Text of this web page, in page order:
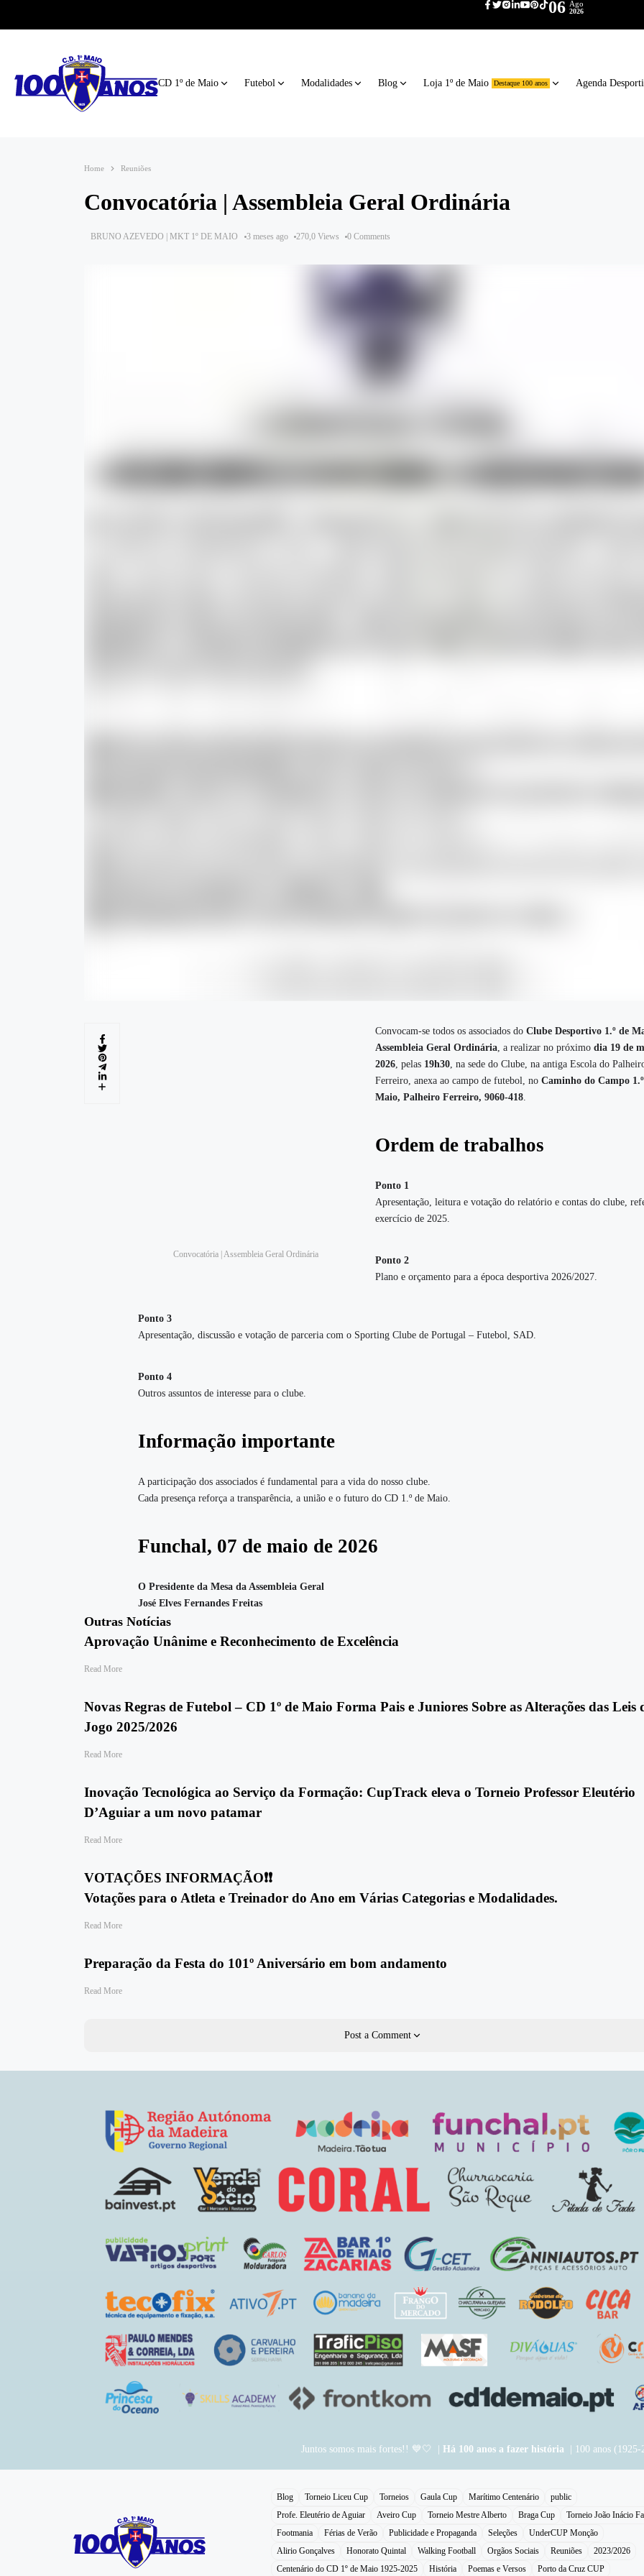
06 Ago
2026
CD 1º de Maio Futebol Modalidades Blog Loja 1º de Maio Destaque 100 anos Agenda
Home Reuniões
Convocatória | Assembleia Geral Ordinária
BRUNO AZEVEDO | MKT 1º DE MAIO 3 meses ago 270,0 Views 0 Comments
Convocatória | Assembleia Geral Ordinária
Convocam-se todos os associados do Clube Desportivo 1.º de
Assembleia Geral Ordinária , a realizar no próximo dia 19 de
2026 , pelas 19h30 , na sede do Clube, na antiga Escola do
Ferreiro, anexa ao campo de futebol, no Caminho do Campo
Maio, Palheiro Ferreiro, 9060-418
Ordem de trabalhos
Ponto 1
Apresentação, leitura e votação do relatório e contas do clube,
exercício de 2025.
Ponto 2
Plano e orçamento para a época desportiva 2026/2027.
Ponto 3
Apresentação, discussão e votação de parceria com o Sporting Clube de Portugal – Futebol, SAD.
Ponto 4
Outros assuntos de interesse para o clube.
Informação importante
A participação dos associados é fundamental para a vida do nosso clube.
Cada presença reforça a transparência, a união e o futuro do CD 1.º de Maio.
Funchal, 07 de maio de 2026
O Presidente da Mesa da Assembleia Geral
José Elves Fernandes Freitas
Outras Notícias
Aprovação Unânime e Reconhecimento de Excelência
Read More
Novas Regras de Futebol – CD 1º de Maio Forma Pais e Juniores Sobre as Alterações das Leis
Jogo 2025/2026
Read More
Inovação Tecnológica ao Serviço da Formação: CupTrack eleva o Torneio Professor Eleutério
D’Aguiar a um novo patamar
Read More
VOTAÇÕES INFORMAÇÃO❗❗
Votações para o Atleta e Treinador do Ano em Várias Categorias e Modalidades.
Read More
Preparação da Festa do 101º Aniversário em bom andamento
Read More
Post a Comment
Juntos somos mais fortes!! 💙🤍 | Há 100 anos a fazer história | 100 anos (1925-
Blog Torneio Liceu Cup Torneios Gaula Cup Marítimo Centenário
public
Profe. Eleutério de Aguiar
Aveiro Cup Torneio Mestre Alberto Braga Cup
Torneio João Inácio
Footmania
Férias de Verão Publicidade e Propaganda Seleções
UnderCUP Monção
Alirio Gonçalves
Honorato Quintal Walking Football Orgãos Sociais Reuniões
2023/2026
Centenário do CD 1º de Maio 1925-2025
História Poemas e Versos Porto da Cruz CUP